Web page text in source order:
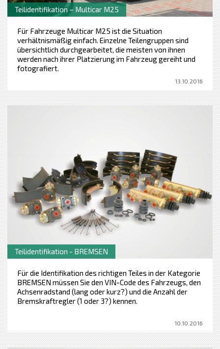
Teilidentifikation – Multicar M25
Für Fahrzeuge Multicar M25 ist die Situation
verhältnismäßig einfach. Einzelne Teilengruppen sind
übersichtlich durchgearbeitet, die meisten von ihnen
werden nach ihrer Platzierung im Fahrzeug gereiht und
fotografiert.
13.10.2016
Teilidentifikation - BREMSEN
Für die Identifikation des richtigen Teiles in der Kategorie
BREMSEN müssen Sie den VIN-Code des Fahrzeugs, den
Achsenradstand (lang oder kurz?) und die Anzahl der
Bremskraftregler (1 oder 3?) kennen.
10.10.2016